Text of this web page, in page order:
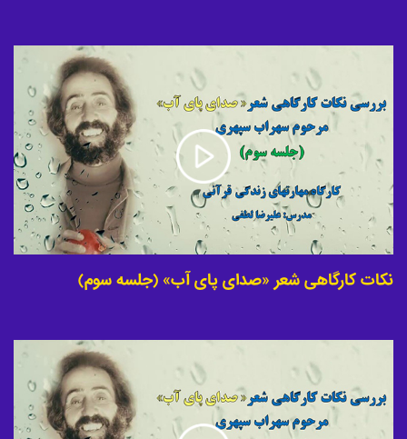
نکات کارگاهی شعر «صدای پای آب» (جلسه سوم)